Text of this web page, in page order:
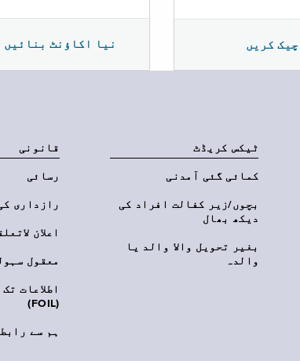
نیا اکاؤنٹ بنائیں کریں
ٹیکس کریڈٹ
کمائی گئی آمدنی
بچوں/زیر کفالت افراد کی
دیکھ بھال
بغیر تحویل والا والد یا
والدہ
قانونی
رسائی
رازداری
اعلان
معقول
اطلاعات
(FOIL)
ہم سے